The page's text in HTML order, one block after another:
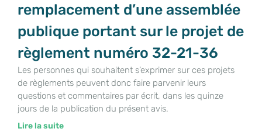
remplacement d’une assemblée
publique portant sur le projet de
règlement numéro 32-21-36
Les personnes qui souhaitent s’exprimer sur ces projets
de règlements peuvent donc faire parvenir leurs
questions et commentaires par écrit, dans les quinze
jours de la publication du présent avis.
Lire la suite